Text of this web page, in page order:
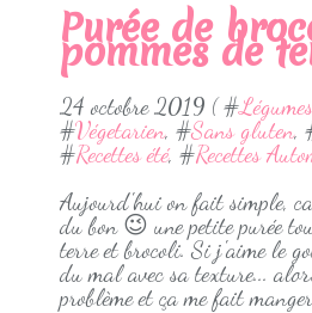
Purée de
pommes de
24 octobre 2019 ( #
#Végetarien, #Sans gluten,
#Recettes été, #Recettes
Aujourd'hui on fait simple,
du bon 😉 une petite purée
terre et brocoli. Si j'aime le
du mal avec sa texture...
problème et ça me fait